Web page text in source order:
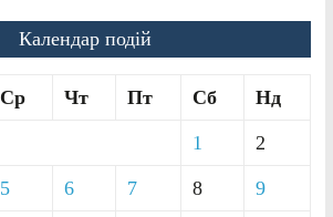
Календар подій
Ср Чт Пт Сб Нд
1 2
5 6 7 8 9